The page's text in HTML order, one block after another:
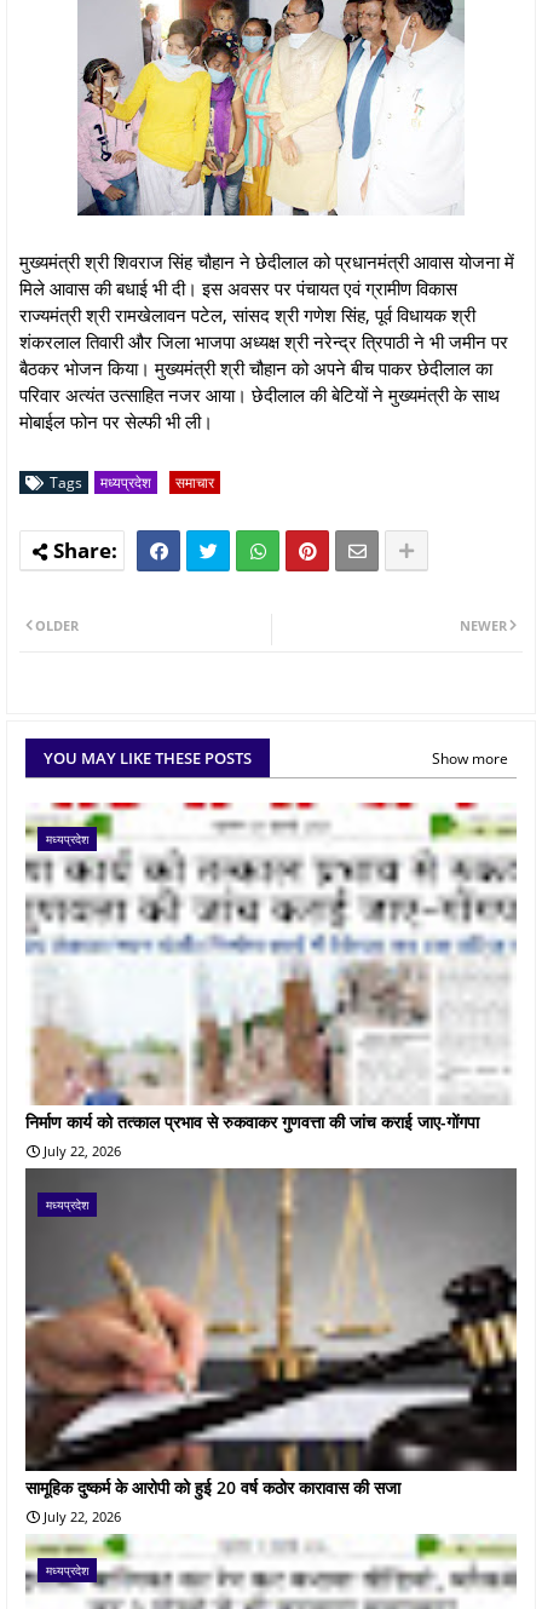
मुख्यमंत्री श्री शिवराज सिंह चौहान ने छेदीलाल को प्रधानमंत्री आवास योजना में
मिले आवास की बधाई भी दी। इस अवसर पर पंचायत एवं ग्रामीण विकास
राज्यमंत्री श्री रामखेलावन पटेल, सांसद श्री गणेश सिंह, पूर्व विधायक श्री
शंकरलाल तिवारी और जिला भाजपा अध्यक्ष श्री नरेन्द्र त्रिपाठी ने भी जमीन पर
बैठकर भोजन किया। मुख्यमंत्री श्री चौहान को अपने बीच पाकर छेदीलाल का
परिवार अत्यंत उत्साहित नजर आया। छेदीलाल की बेटियों ने मुख्यमंत्री के साथ
मोबाईल फोन पर सेल्फी भी ली।
Tags मध्यप्रदेश समाचार
NEWER
OLDER
YOU MAY LIKE THESE POSTS Show more
मध्यप्रदेश
निर्माण कार्य को तत्काल प्रभाव से रुकवाकर गुणवत्ता की जांच कराई जाए-गोंगपा
July 22, 2026
मध्यप्रदेश
सामूहिक दुष्कर्म के आरोपी को हुई 20 वर्ष कठोर कारावास की सजा
July 22, 2026
मध्यप्रदेश